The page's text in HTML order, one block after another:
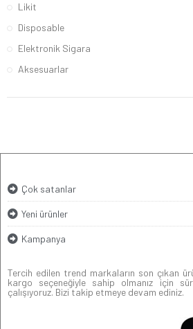
Likit
Disposable
Elektronik Sigara
Aksesuarlar
Çok satanlar
Yeni ürünler
Kampanya
Tercih edilen trend markaların son çıkan
kargo seçeneğiyle sahip olmanız için
çalışıyoruz. Bizi takip etmeye devam ediniz.